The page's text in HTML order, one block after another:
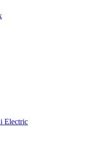
Electric